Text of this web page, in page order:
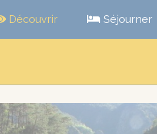
Découvrir Séjourner